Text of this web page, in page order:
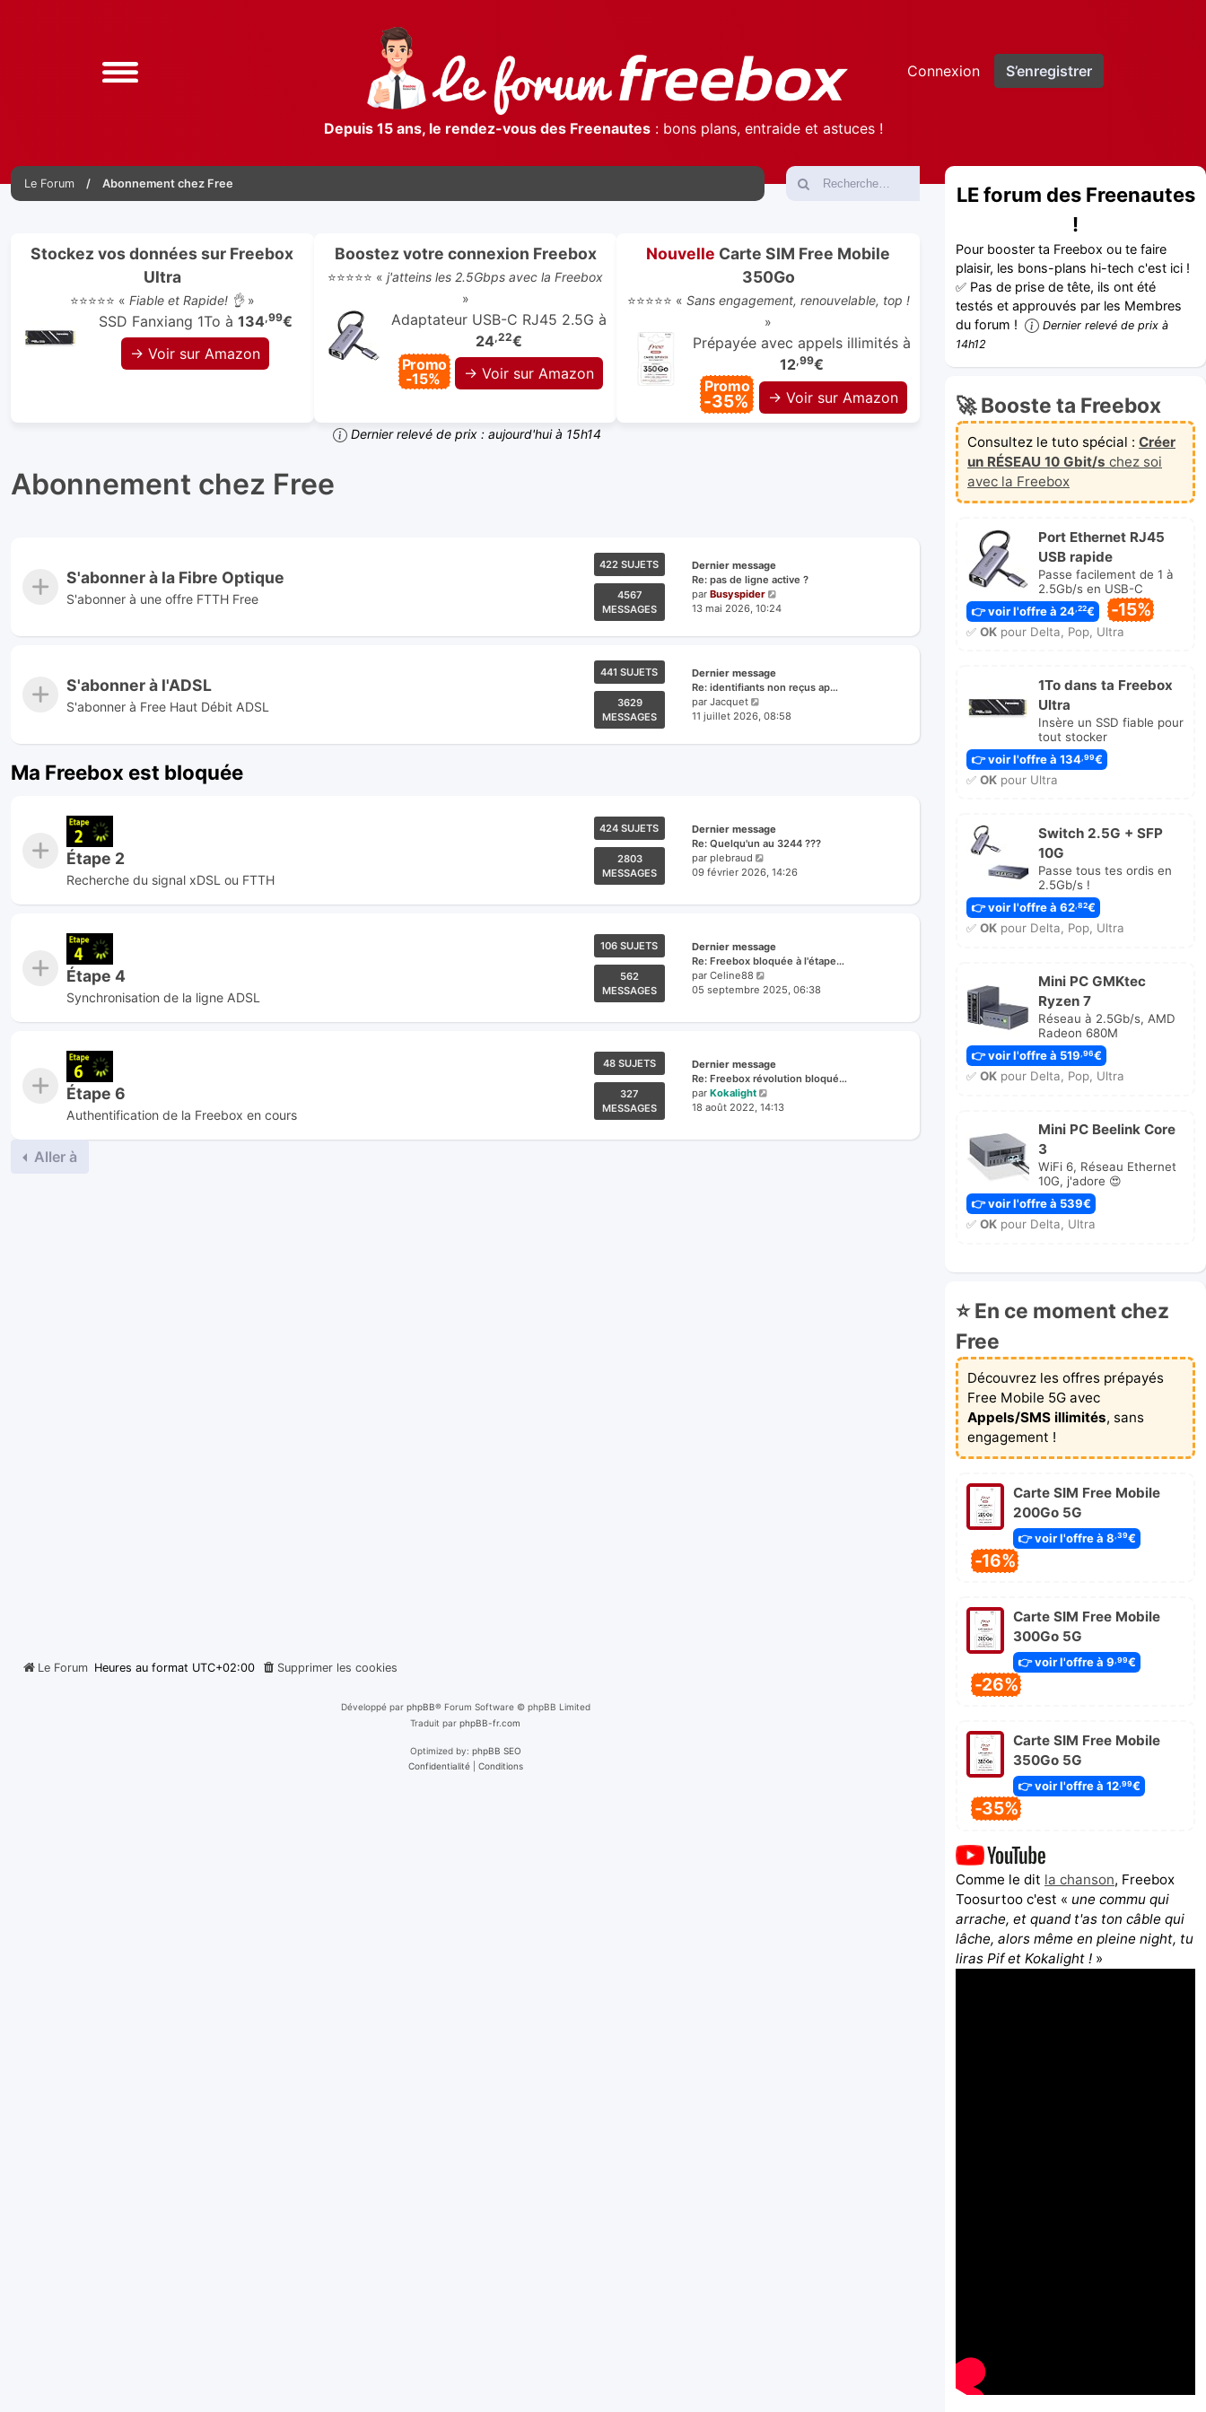
Connexion S’enregistrer
Depuis 15 ans, le rendez-vous des Freenautes: bons plans, entraide et astuces !
Le Forum Abonnement chez Free
Stockez vos données sur Freebox
Ultra
⭐⭐⭐⭐⭐ « Fiable et Rapide! 👌»
SSD Fanxiang 1To à 134,99€
→ Voir sur Amazon
Boostez votre connexion Freebox
⭐⭐⭐⭐⭐ « j'atteins les 2.5Gbps avec la Freebox
»
Adaptateur USB-C RJ45 2.5G à
24,22€
Promo
-15%
→ Voir sur Amazon
Nouvelle Carte SIM Free Mobile
350Go
⭐⭐⭐⭐⭐ « Sans engagement, renouvelable, top !
»
Prépayée avec appels illimités à
12,99€
Promo
-35% → Voir sur Amazon
Dernier relevé de prix : aujourd'hui à 15h14
Abonnement chez Free
S'abonner à la Fibre Optique
S'abonner à une offre FTTH Free
422 SUJETS
4567
MESSAGES
Dernier message
Re: pas de ligne active ?
par Busyspider
le
message
13 mai 2026, 10:24
S'abonner à l'ADSL
S'abonner à Free Haut Débit ADSL
441 SUJETS
3629
MESSAGES
Dernier message
Re: identifiants non reçus ap…
par Jacquet
le
message
11 juillet 2026, 08:58
Ma Freebox est bloquée
Étape 2
Recherche du signal xDSL ou FTTH
424 SUJETS
2803
MESSAGES
Dernier message
Re: Quelqu'un au 3244 ???
par plebraud
le
09 février 2026, 14:26
Étape 4
Synchronisation de la ligne ADSL
106 SUJETS
562
MESSAGES
Dernier message
Re: Freebox bloquée à l'étape…
par Celine88
le
05 septembre 2025, 06:38
Étape 6
Authentification de la Freebox en cours
48 SUJETS
327
MESSAGES
Dernier message
Re: Freebox révolution bloqué…
par Kokalight
le
18 août 2022, 14:13
Aller à
Le Forum Heures au format UTC+02:00 Supprimer les cookies
Développé par phpBB® Forum Software © phpBB Limited
Traduit par phpBB-fr.com
Optimized by: phpBB SEO
Confidentialité| Conditions
LE forum des Freenautes
!
Pour booster ta Freebox ou te faire
plaisir, les bons-plans hi-tech c'est ici !
✅ Pas de prise de tête, ils ont été
testés et approuvés par les Membres
du forum !
Dernier relevé de prix à
14h12
🚀 Booste ta Freebox
Consultez le tuto spécial : Créer
un RÉSEAU 10 Gbit/s chez soi
avec la Freebox
Port Ethernet RJ45
USB rapide
Passe facilement de 1 à
2.5Gb/s en USB-C
👉 voir l'offre à 24,22€ -15%
✅ OKpour Delta, Pop, Ultra
1To dans ta Freebox
Ultra
Insère un SSD fiable pour
tout stocker
👉 voir l'offre à 134 ,99€
✅ OKpour Ultra
Switch 2.5G + SFP
10G
Passe tous tes ordis en
2.5Gb/s !
👉 voir l'offre à 62,82€
✅ OKpour Delta, Pop, Ultra
Mini PC GMKtec
Ryzen 7
Réseau à 2.5Gb/s, AMD
Radeon 680M
👉 voir l'offre à 519,96€
✅ OKpour Delta, Pop, Ultra
Mini PC Beelink Core
3
WiFi 6, Réseau Ethernet
10G, j'adore 😍
👉 voir l'offre à 539€
✅ OKpour Delta, Ultra
⭐ En ce moment chez
Free
Découvrez les offres prépayés
Free Mobile 5G avec
Appels/SMS illimités, sans
engagement !
Carte SIM Free Mobile
200Go 5G
👉 voir l'offre à 8,39€
-16%
Carte SIM Free Mobile
300Go 5G
👉 voir l'offre à 9 ,99€
-26%
Carte SIM Free Mobile
350Go 5G
👉 voir l'offre à 12,99€
-35%
Comme le dit la chanson, Freebox
Toosurtoo c'est « une commu qui
arrache, et quand t'as ton câble qui
lâche, alors même en pleine night, tu
liras Pif et Kokalight ! »